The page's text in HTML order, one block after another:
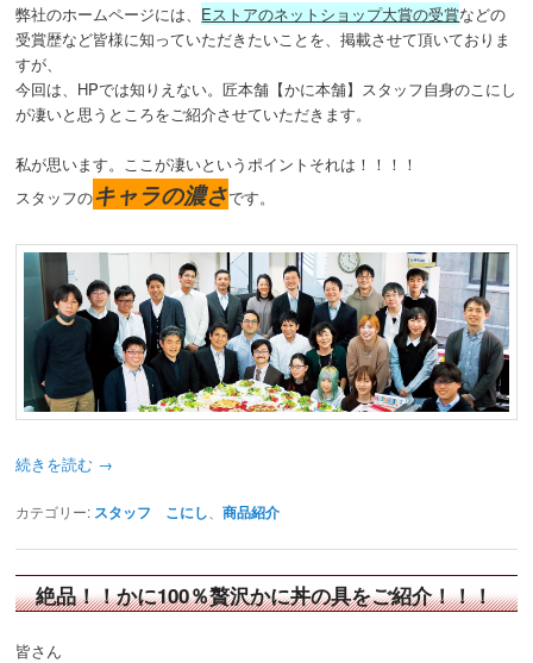
弊社のホームページには、 Eストアのネットショップ大賞の受賞などの
受賞歴など皆様に知っていただきたいことを、掲載させて頂いておりま
すが、
今回は、HPでは知りえない。匠本舗【かに本舗】スタッフ自身のこにし
が凄いと思うところをご紹介させていただきます。
私が思います。ここが凄いというポイントそれは！！！！
スタッフのキャラの濃さです。
続きを読む →
カテゴリー: スタッフ こにし、商品紹介
絶品！！かに100％贅沢かに丼の具をご紹介！！！
皆さん